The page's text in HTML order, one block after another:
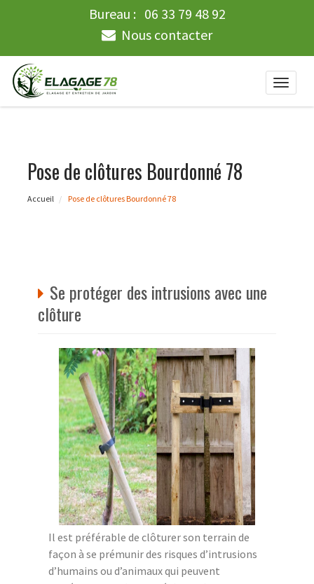
Bureau : 06 33 79 48 92
Nous contacter
Toggle
Pose de clôtures Bourdonné 78
Accueil Pose de clôtures Bourdonné 78
Se protéger des intrusions avec une
clôture
Il est préférable de clôturer son terrain de
façon à se prémunir des risques d’intrusions
d’humains ou d’animaux qui peuvent